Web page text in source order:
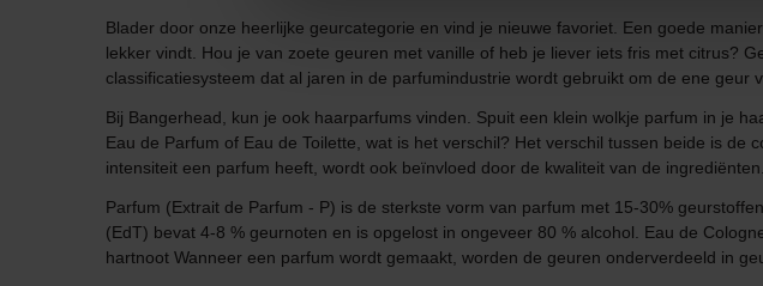
Blader door onze heerlijke geurcategorie en vind je nieuwe favoriet. Een goede
lekker vindt. Hou je van zoete geuren met vanille of heb je liever iets fris met citrus?
classificatiesysteem dat al jaren in de parfumindustrie wordt gebruikt om de ene geur
Bij Bangerhead, kun je ook haarparfums vinden. Spuit een klein wolkje parfum in je
Eau de Parfum of Eau de Toilette, wat is het verschil? Het verschil tussen beide is
intensiteit een parfum heeft, wordt ook beïnvloed door de kwaliteit van de ingrediënten.
Parfum (Extrait de Parfum - P) is de sterkste vorm van parfum met 15-30%
(EdT) bevat 4-8 % geurnoten en is opgelost in ongeveer 80 % alcohol. Eau de
hartnoot Wanneer een parfum wordt gemaakt, worden de geuren onderverdeeld in